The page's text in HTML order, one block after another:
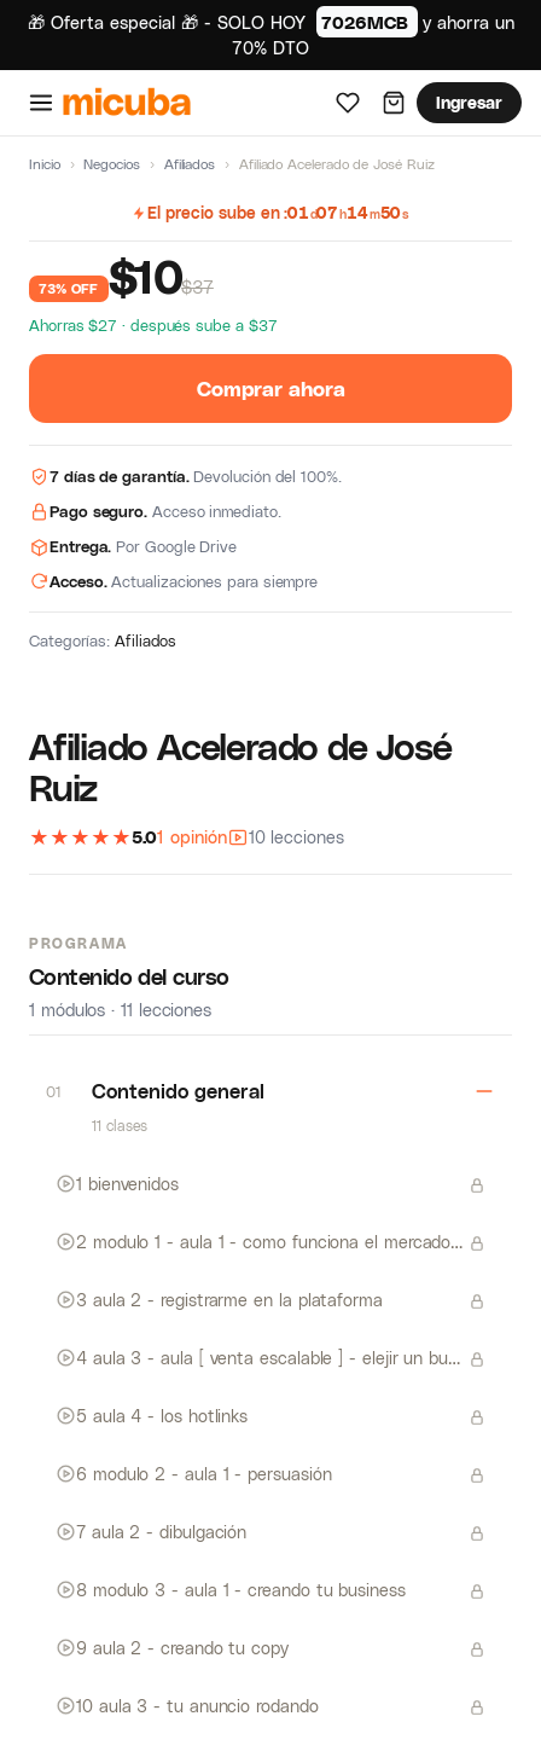
🎁 Oferta especial 🎁 - SOLO HOY 7026MCB
y ahorra un
70% DTO
Ingresar
Inicio › Negocios › Afiliados › Afiliado Acelerado de José Ruiz
Afiliado Acelerado de José
Ruiz
★ ★ ★ ★ ★5.01 opinión 10 lecciones
PROGRAMA
Contenido del curso
1 módulos · 11 lecciones
01 Contenido general
11 clases
1 bienvenidos
2 modulo 1 - aula 1 - como funciona el mercado de afiliados 1
3 aula 2 - registrarme en la plataforma
4 aula 3 - aula [ venta escalable ] - elejir un buen info producto
5 aula 4 - los hotlinks
6 modulo 2 - aula 1 - persuasión
7 aula 2 - dibulgación
8 modulo 3 - aula 1 - creando tu business
9 aula 2 - creando tu copy
10 aula 3 - tu anuncio rodando
El precio sube en 01d07h14m49s
73% OFF $10$37
Ahorras $27 · después sube a $37
Comprar ahora
7 días de garantía.Devolución del 100%.
Pago seguro. Acceso inmediato.
Entrega. Por Google Drive
Acceso.Actualizaciones para siempre
Categorías:Afiliados